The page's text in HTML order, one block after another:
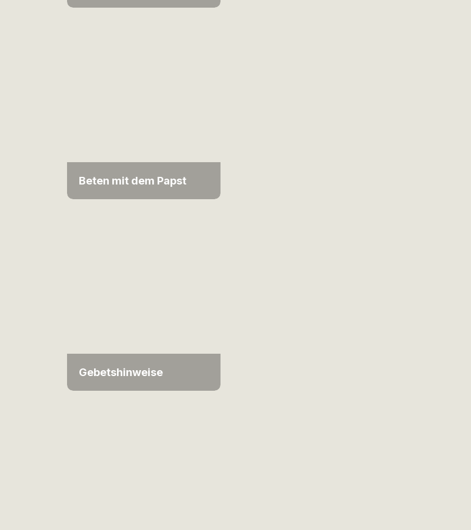
Beten mit dem Papst
Gebetshinweise